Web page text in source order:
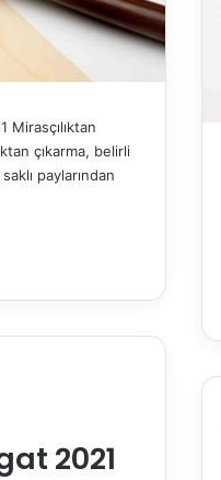
Mirasçılıktan
çıkarma, belirli
paylarından
2021